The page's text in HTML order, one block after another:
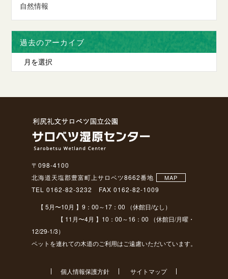
自然情報
過去のアーカイブ
〒098-4100
北海道天塩郡豊富町上サロベツ8662番地
MAP
TEL 0162-82-3232 FAX 0162-82-1009
【 5月〜10月 】9：00～17：00 （休館日/なし）
【 11月〜4月 】10：00～16：00 （休館日/月曜・
12/29-1/3）
ペットを連れての木道のご利用はご遠慮いただいています。
個人情報保護方針 サイトマップ